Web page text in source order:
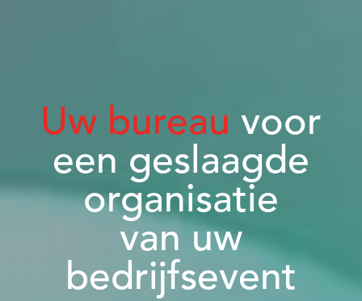
Uw bureau voor
een geslaagde
organisatie
van uw
bedrijfsevent